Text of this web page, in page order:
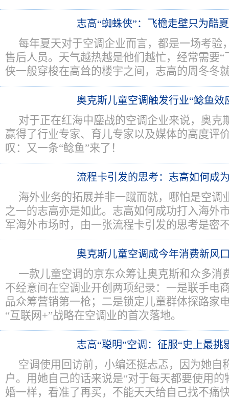
志高“蜘蛛侠”：飞檐走壁只为酷
每年夏天对于空调企业而言，都是一场考验
售后人员。天气越热越是他们越忙，经常需要“
侠一般穿梭在高耸的楼宇之间，志高的周冬冬
奥克斯儿童空调触发行业“鲶鱼效
对于正在红海中鏖战的空调企业来说，奥克
赢得了行业专家、育儿专家以及媒体的高度评
叹：又一条“鲶鱼”来了！
流程卡引发的思考：志高如何成
海外业务的拓展并非一蹴而就，哪怕是空调
之一的志高亦是如此。志高如何成功打入海外
军海外市场时，由一张流程卡引发的思考是密
奥克斯儿童空调成今年消费新风
一款儿童空调的京东众筹让奥克斯和众多消
不经意间在空调业开创两项纪录：一是联手电
品众筹营销第一枪；二是锁定儿童群体探路家
“互联网+”战略在空调业的首次落地。
志高“聪明”空调：征服“史上最挑
空调使用回访前，小编还挺忐忑，因为她自
户。用她自己的话来说是“对于每天都要使用
婚一样，看准了再买，不能天天给自己找不痛